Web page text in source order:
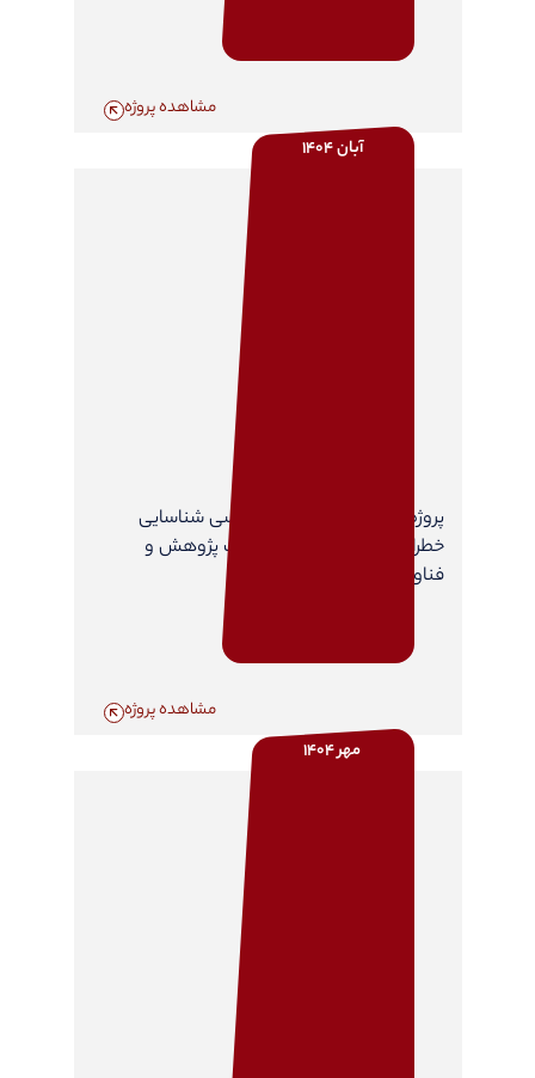
مشاهده پروژه
آبان 1404
پروژه مطالعات مشاوره مهندسی شناسایی
خطرات شغلی - JHA، در شرکت پژوهش و
فناوری پتروشیمی ایران
مشاهده پروژه
مهر 1404